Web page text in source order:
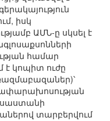
իսկ
ԱՄՆ-ը սկսել է
համար
է կոպիտ ուժը
տարբերվում